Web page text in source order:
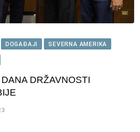
DOGAĐAJI SEVERNA AMERIKA
DRŽAVNOSTI